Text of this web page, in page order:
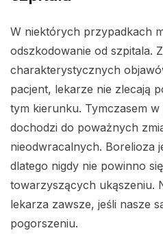
W niektórych przypadkach
odszkodowanie od szpitala.
charakterystycznych
pacjent, lekarze nie zlecają
tym kierunku. Tymczasem
dochodzi do poważnych
nieodwracalnych. Borelioza
dlatego nigdy nie powinno
towarzyszących ukąszeniu.
lekarza zawsze, jeśli nasze
pogorszeniu.